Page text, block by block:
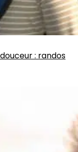
douceur : randos